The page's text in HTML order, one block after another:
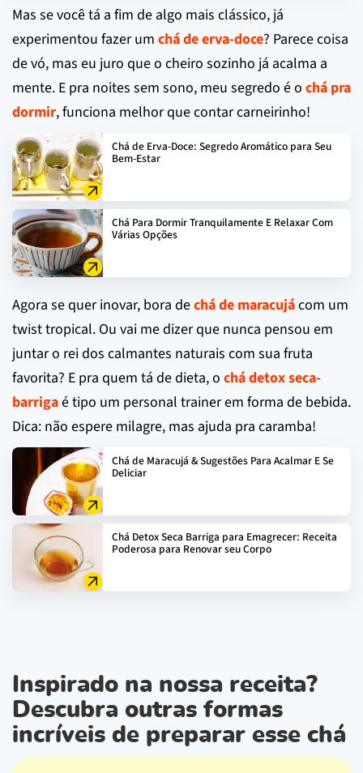
Mas se você tá a fim de algo mais clássico, já
experimentou fazer um chá de erva-doce? Parece coisa
de vó, mas eu juro que o cheiro sozinho já acalma a
mente. E pra noites sem sono, meu segredo é o chá pra
dormir, funciona melhor que contar carneirinho!
Chá de Erva-Doce: Segredo Aromático para Seu
Bem-Estar
Chá Para Dormir Tranquilamente E Relaxar Com
Várias Opções
Agora se quer inovar, bora dechá de maracujácom um
twist tropical. Ou vai me dizer que nunca pensou em
juntar o rei dos calmantes naturais com sua fruta
favorita? E pra quem tá de dieta, o chá detox seca-
barrigaé tipo um personal trainer em forma de bebida.
Dica: não espere milagre, mas ajuda pra caramba!
Chá de Maracujá & Sugestões Para Acalmar E Se
Deliciar
Chá Detox Seca Barriga para Emagrecer: Receita
Poderosa para Renovar seu Corpo
Inspirado na nossa receita?
Descubra outras formas
incríveis de preparar esse chá